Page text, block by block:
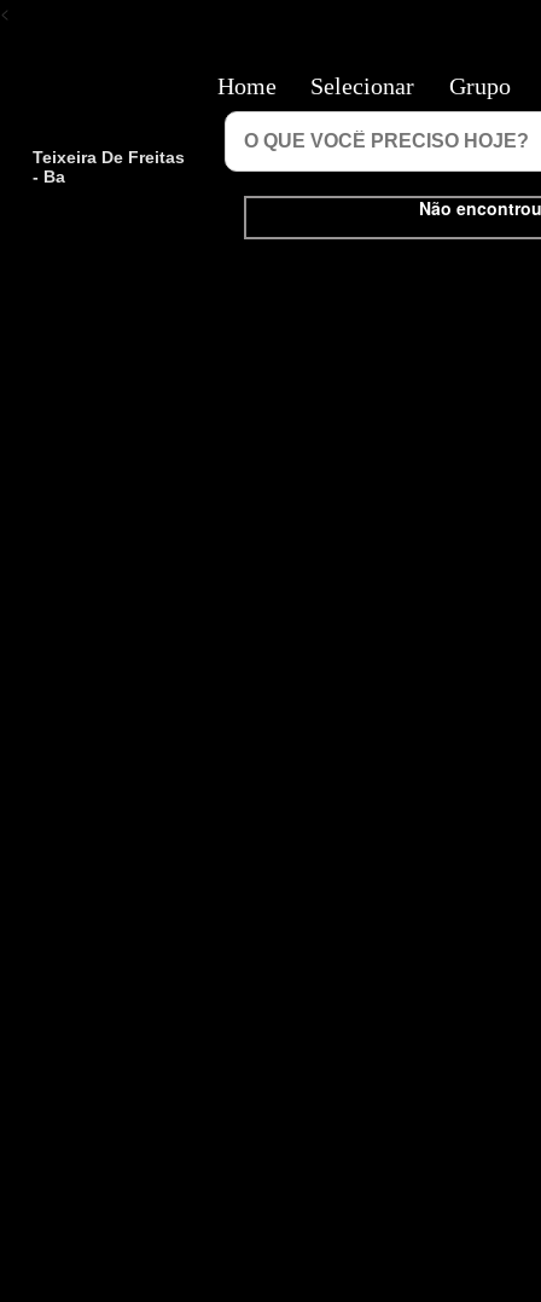
<
Teixeira De Freitas
- Ba
Não
Home Selecionar Grupo